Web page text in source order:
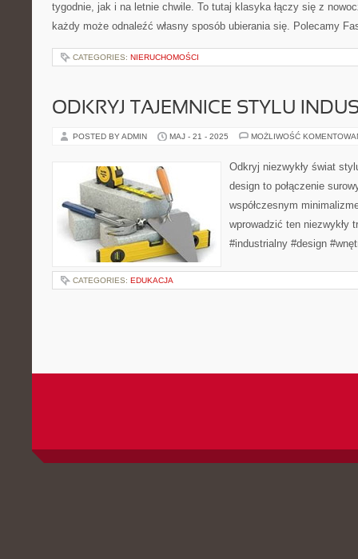
tygodnie, jak i na letnie chwile. To tutaj klasyka łączy się z
każdy może odnaleźć własny sposób ubierania się. Polecamy
CATEGORIES: NIERUCHOMOŚCI
ODKRYJ TAJEMNICE STYLU
POSTED BY ADMIN MAJ - 21 - 2025 MOŻLIWOŚĆ
Odkryj niezwykły świat
design to połączenie
współczesnym
wprowadzić ten niezwykły
#industrialny #design
CATEGORIES: EDUKACJA